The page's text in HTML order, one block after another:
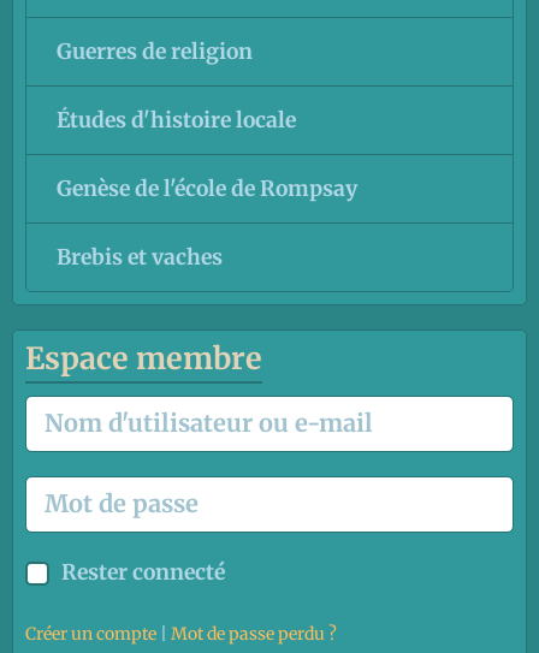
Guerres de religion
Études d'histoire locale
Genèse de l'école de Rompsay
Brebis et vaches
Espace membre
Rester connecté
Créer un compte Mot de passe perdu ?